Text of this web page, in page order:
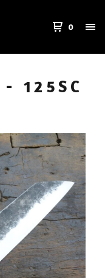
0
125SC